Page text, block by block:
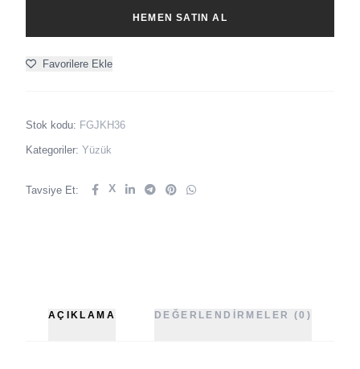
HEMEN SATIN AL
Favorilere Ekle
Stok kodu: FGJKH36
Kategoriler: Yüzük
Tavsiye Et: X
AÇIKLAMA DEĞERLENDIRMELER (0)